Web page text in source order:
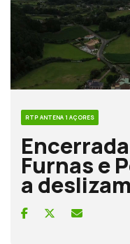
RTP ANTENA 1 AÇORES
Furnas e
a